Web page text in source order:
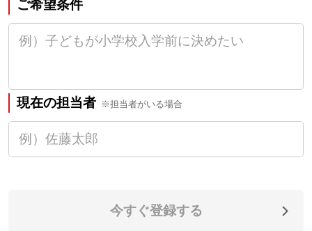
ご希望条件
現在の担当者 ※担当者がいる場合
今すぐ登録する